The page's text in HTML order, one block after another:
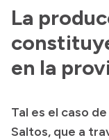
Delegaciones
Normativa
Presupuesto
La
en la
Tal es el caso
Saltos, que a